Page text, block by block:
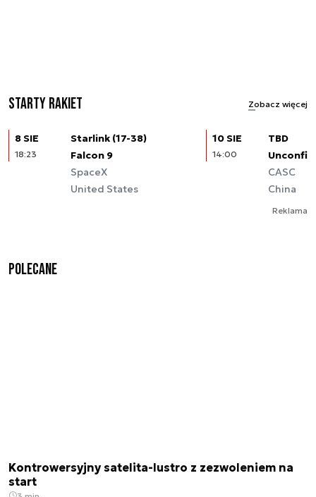
Starty rakiet Zobacz więcej
8 SIE
18:23
Starlink (17-38)
Falcon 9
SpaceX
United States
10 SIE
14:00
TBD
CASC
China
Reklama
Polecane
Kontrowersyjny satelita-lustro z zezwoleniem na
start